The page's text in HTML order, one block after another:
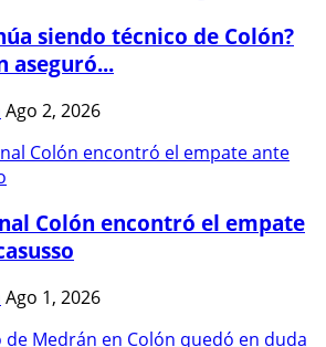
siendo técnico de Colón?
aseguró...
Ago 2, 2026
Colón encontró el empate
Ago 1, 2026